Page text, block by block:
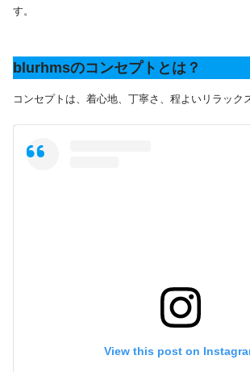
す。
blurhmsのコンセプトとは？
コンセプトは、着心地、丁寧さ、程よいリラック
View this post on